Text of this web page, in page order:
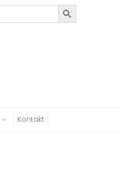
Search Button
Kontakt